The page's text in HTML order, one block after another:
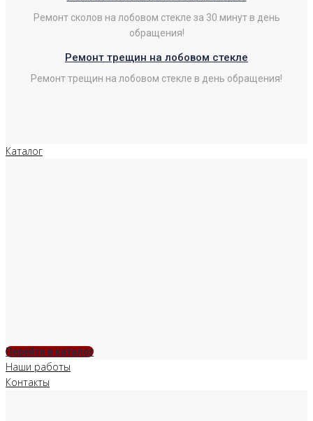
Ремонт сколов на лобовом стекле за 30 минут в день
обращения!
Ремонт трещин на лобовом стекле
Ремонт трещин на лобовом стекле в день обращения!
Каталог
Перейти в каталог
Наши работы
Контакты